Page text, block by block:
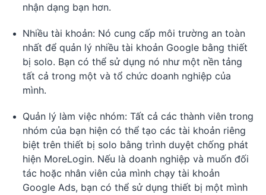
nhận dạng bạn hơn.
Nhiều tài khoản: Nó cung cấp môi trường an toàn
nhất để quản lý nhiều tài khoản Google bằng thiết
bị solo. Bạn có thể sử dụng nó như một nền tảng
tất cả trong một và tổ chức doanh nghiệp của
mình.
Quản lý làm việc nhóm: Tất cả các thành viên trong
nhóm của bạn hiện có thể tạo các tài khoản riêng
biệt trên thiết bị solo bằng trình duyệt chống phát
hiện MoreLogin. Nếu là doanh nghiệp và muốn đối
tác hoặc nhân viên của mình chạy tài khoản
Google Ads, bạn có thể sử dụng thiết bị một mình